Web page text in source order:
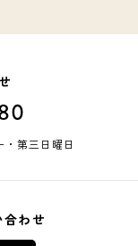
第三日曜日
合わせ